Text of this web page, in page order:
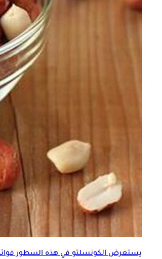
يستعرض الكونسلتو في هذه السطور